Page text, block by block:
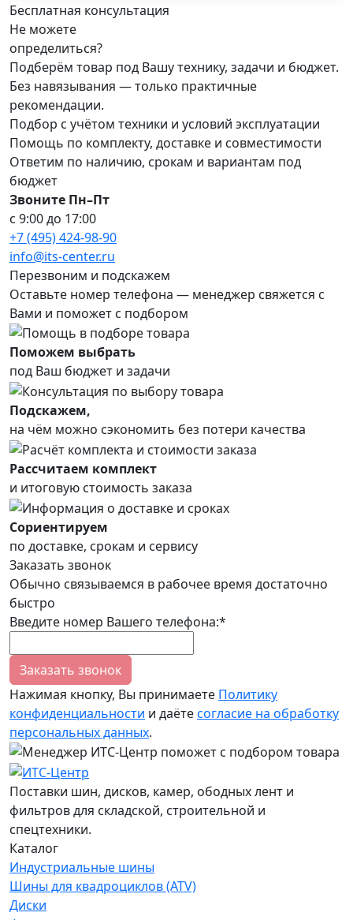
Бесплатная консультация
Не можете
определиться?
Подберём товар под Вашу технику, задачи и бюджет.
Без навязывания — только практичные
рекомендации.
Подбор с учётом техники и условий эксплуатации
Помощь по комплекту, доставке и совместимости
Ответим по наличию, срокам и вариантам под
бюджет
Звоните Пн–Пт
с 9:00 до 17:00
+7 (495) 424-98-90
info@its-center.ru
Перезвоним и подскажем
Оставьте номер телефона — менеджер свяжется с
Вами и поможет с подбором
Поможем выбрать
под Ваш бюджет и задачи
Подскажем,
на чём можно сэкономить без потери качества
Рассчитаем комплект
и итоговую стоимость заказа
Сориентируем
по доставке, срокам и сервису
Заказать звонок
Обычно связываемся в рабочее время достаточно
быстро
Введите номер Вашего телефона:*
Заказать звонок
Нажимая кнопку, Вы принимаете Политику
конфиденциальности и даётесогласие на обработку
персональных данных.
Поставки шин, дисков, камер, ободных лент и
фильтров для складской, строительной и
спецтехники.
Каталог
Индустриальные шины
Шины для квадроциклов (ATV)
Диски